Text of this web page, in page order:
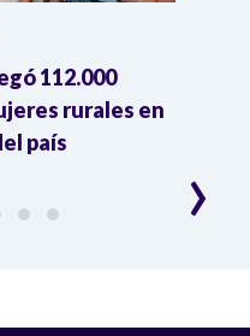
112.000
rurales en
país
›